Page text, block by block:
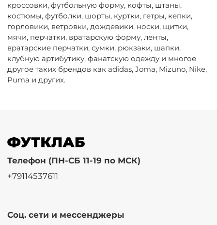
кроссовки, футбольную форму, кофты, штаны,
костюмы, футболки, шорты, куртки, гетры, кепки,
горловики, ветровки, дождевики, носки, щитки,
мячи, перчатки, вратарскую форму, ленты,
вратарские перчатки, сумки, рюкзаки, шапки,
клубную артибутику, фанатскую одежду и многое
другое таких брендов как adidas, Joma, Mizuno, Nike,
Puma и других.
Телефон (ПН-СБ 11-19 по МСК)
+79114537611
Соц. сети и мессенджеры